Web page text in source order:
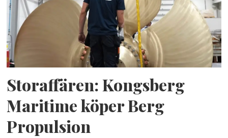
Storaffären: Kongsberg
Maritime köper Berg
Propulsion